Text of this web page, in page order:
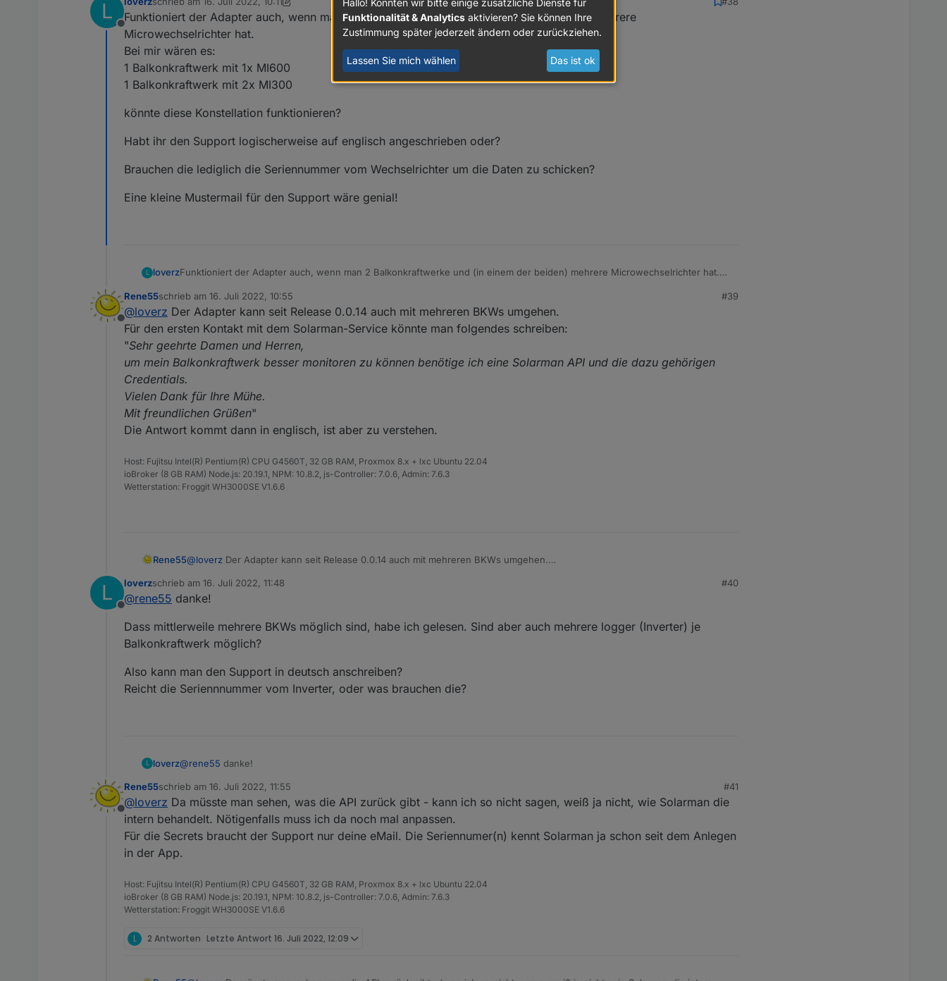
L
Offline
zuletzt editiert von loverz
Funktioniert der Adapter auch, wenn man 2 Balkonkraftwerke und (in einem der beiden) mehrere
Microwechselrichter hat.
Bei mir wären es:
1 Balkonkraftwerk mit 1x MI600
1 Balkonkraftwerk mit 2x MI300
könnte diese Konstellation funktionieren?
Habt ihr den Support logischerweise auf englisch angeschrieben oder?
Brauchen die lediglich die Seriennummer vom Wechselrichter um die Daten zu schicken?
Eine kleine Mustermail für den Support wäre genial!
L loverzFunktioniert der Adapter auch, wenn man 2 Balkonkraftwerke und (in einem der beiden) mehrere Microwechselrichter hat.
1 Balkonkraftwerk mit 1x MI600
1 Balkonkraftwerk mit 2x MI300
könnte diese Konstellation funktionieren?
Habt ihr den Support logischerweise auf englisch angeschrieben oder?
Brauchen die lediglich die Seriennummer vom Wechselrichter um die Daten zu schicken?
Eine kleine Mustermail für den Support wäre genial!
Offline
Rene55schrieb am 16. Juli 2022, 10:55
zuletzt editiert von
#39
@loverz Der Adapter kann seit Release 0.0.14 auch mit mehreren BKWs umgehen.
Für den ersten Kontakt mit dem Solarman-Service könnte man folgendes schreiben:
"Sehr geehrte Damen und Herren,
um mein Balkonkraftwerk besser monitoren zu können benötige ich eine Solarman API und die dazu gehörigen
Credentials.
Vielen Dank für Ihre Mühe.
Mit freundlichen Grüßen"
Die Antwort kommt dann in englisch, ist aber zu verstehen.
Host: Fujitsu Intel(R) Pentium(R) CPU G4560T, 32 GB RAM, Proxmox 8.x + lxc Ubuntu 22.04
ioBroker (8 GB RAM) Node.js: 20.19.1, NPM: 10.8.2, js-Controller: 7.0.6, Admin: 7.6.3
Wetterstation: Froggit WH3000SE V1.6.6
Rene55@loverz Der Adapter kann seit Release 0.0.14 auch mit mehreren BKWs umgehen.
"Sehr geehrte Damen und Herren,
um mein Balkonkraftwerk besser monitoren zu können benötige ich eine Solarman API und die dazu gehörigen Credentials.
Mit freundlichen Grüßen"
Die Antwort kommt dann in englisch, ist aber zu verstehen.
L
Offline
loverzschrieb am 16. Juli 2022, 11:48
zuletzt editiert von
#40
@rene55 danke!
Dass mittlerweile mehrere BKWs möglich sind, habe ich gelesen. Sind aber auch mehrere logger (Inverter) je
Balkonkraftwerk möglich?
Also kann man den Support in deutsch anschreiben?
Reicht die Seriennnummer vom Inverter, oder was brauchen die?
L loverz@rene55 danke!
Dass mittlerweile mehrere BKWs möglich sind, habe ich gelesen. Sind aber auch mehrere logger (Inverter) je
Balkonkraftwerk möglich?
Also kann man den Support in deutsch anschreiben?
Reicht die Seriennnummer vom Inverter, oder was brauchen die?
Offline
Rene55schrieb am 16. Juli 2022, 11:55
zuletzt editiert von
#41
@loverz Da müsste man sehen, was die API zurück gibt - kann ich so nicht sagen, weiß ja nicht, wie Solarman die
intern behandelt. Nötigenfalls muss ich da noch mal anpassen.
Für die Secrets braucht der Support nur deine eMail. Die Seriennumer(n) kennt Solarman ja schon seit dem Anlegen
in der App.
Host: Fujitsu Intel(R) Pentium(R) CPU G4560T, 32 GB RAM, Proxmox 8.x + lxc Ubuntu 22.04
ioBroker (8 GB RAM) Node.js: 20.19.1, NPM: 10.8.2, js-Controller: 7.0.6, Admin: 7.6.3
Wetterstation: Froggit WH3000SE V1.6.6
L 2 Antworten Letzte Antwort 16. Juli 2022, 12:09
Funktionalität & Analytics aktivieren? Sie können Ihre
Zustimmung später jederzeit ändern oder zurückziehen.
Lassen Sie mich wählen Das ist ok